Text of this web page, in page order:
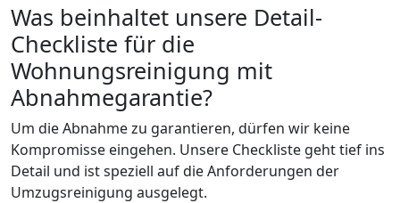
Was beinhaltet unsere Detail-
Checkliste für die
Wohnungsreinigung mit
Abnahmegarantie?
Um die Abnahme zu garantieren, dürfen wir keine
Kompromisse eingehen. Unsere Checkliste geht tief ins
Detail und ist speziell auf die Anforderungen der
Umzugsreinigung ausgelegt.